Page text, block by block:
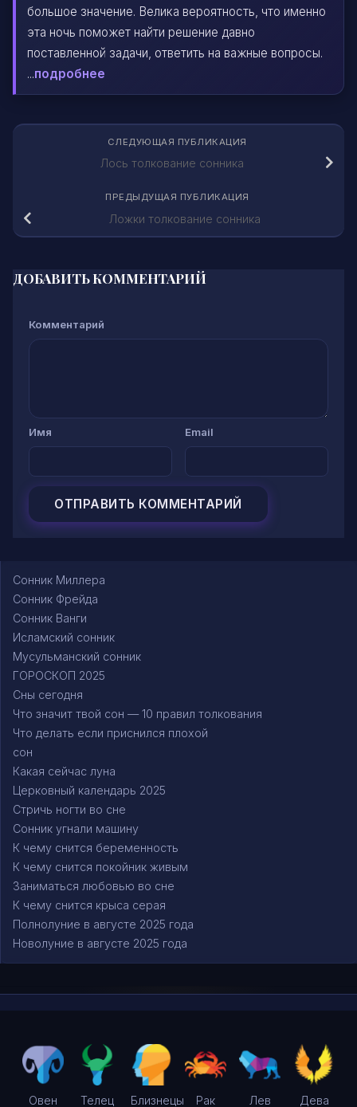
большое значение. Велика вероятность, что именно
эта ночь поможет найти решение давно
поставленной задачи, ответить на важные вопросы.
...подробнее
СЛЕДУЮЩАЯ ПУБЛИКАЦИЯ
Лось толкование сонника
ПРЕДЫДУЩАЯ ПУБЛИКАЦИЯ
Ложки толкование сонника
ДОБАВИТЬ КОММЕНТАРИЙ
Комментарий
Имя Email
Сонник Миллера
Сонник Фрейда
Сонник Ванги
Исламский сонник
Мусульманский сонник
ГОРОСКОП 2025
Сны сегодня
Что значит твой сон — 10 правил толкования
Что делать если приснился плохой
сон
Какая сейчас луна
Церковный календарь 2025
Стричь ногти во сне
Сонник угнали машину
К чему снится беременность
К чему снится покойник живым
Заниматься любовью во сне
К чему снится крыса серая
Полнолуние в августе 2025 года
Новолуние в августе 2025 года
Овен Телец Близнецы Рак Лев Дева